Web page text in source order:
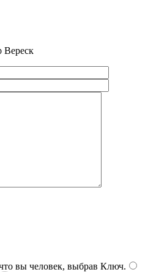
Вереск
вы человек, выбрав Ключ.